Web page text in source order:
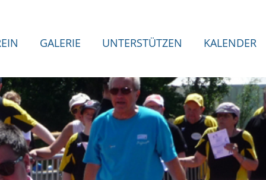
GALERIE UNTERSTÜTZEN KALENDER